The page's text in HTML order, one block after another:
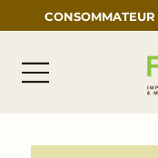
CONSOMMATEUR